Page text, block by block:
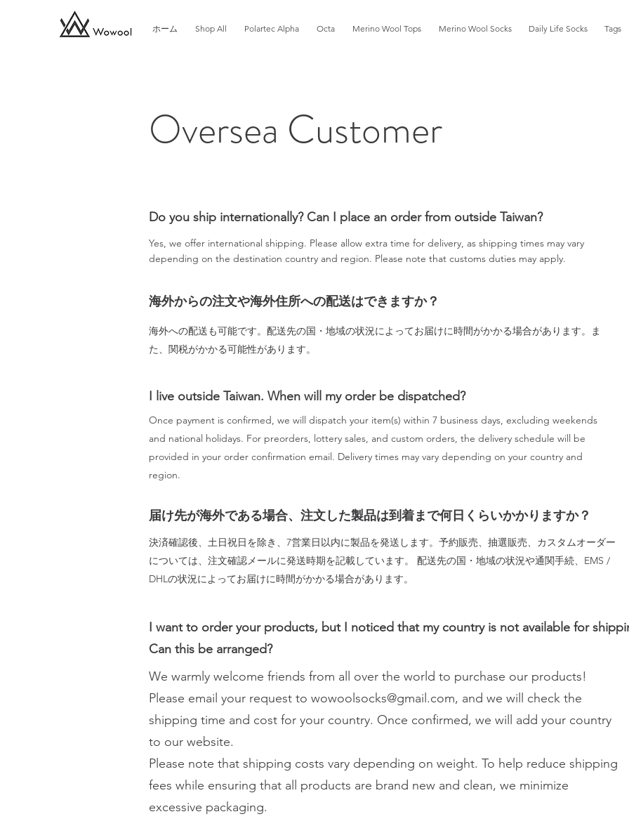
ホーム Shop All Polartec Alpha Octa Merino Wool Tops Merino Wool Socks Daily Life Socks Tags
Oversea Customer
Do you ship internationally? Can I place an order from outside Taiwan?
Yes, we offer international shipping. Please allow extra time for delivery, as shipping times may vary
depending on the destination country and region. Please note that customs duties may apply.
海外からの注文や海外住所への配送はできますか？
海外への配送も可能です。配送先の国・地域の状況によってお届けに時間がかかる場合があります。ま
た、関税がかかる可能性があります。
I live outside Taiwan. When will my order be dispatched?
Once payment is confirmed, we will dispatch your item(s) within 7 business days, excluding weekends
and national holidays. For preorders, lottery sales, and custom orders, the delivery schedule will be
provided in your order confirmation email. Delivery times may vary depending on your country and
region.
届け先が海外である場合、注文した製品は到着まで何日くらいかかりますか？
決済確認後、土日祝日を除き、7営業日以内に製品を発送します。予約販売、抽選販売、カスタムオーダー
については、注文確認メールに発送時期を記載しています。 配送先の国・地域の状況や通関手続、EMS /
DHLの状況によってお届けに時間がかかる場合があります。
I want to order your products, but I noticed that my country is not available for
Can this be arranged?
We warmly welcome friends from all over the world to purchase our products!
Please email your request to wowoolsocks@gmail.com, and we will check the
shipping time and cost for your country. Once confirmed, we will add your country
to our website.
Please note that shipping costs vary depending on weight. To help reduce shipping
fees while ensuring that all products are brand new and clean, we minimize
excessive packaging.